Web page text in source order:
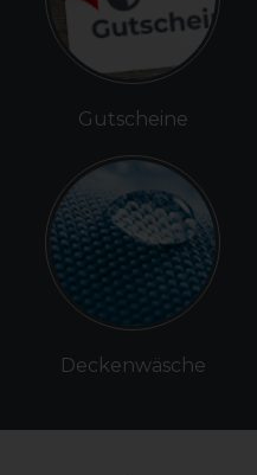
Gutscheine
Deckenwäsche